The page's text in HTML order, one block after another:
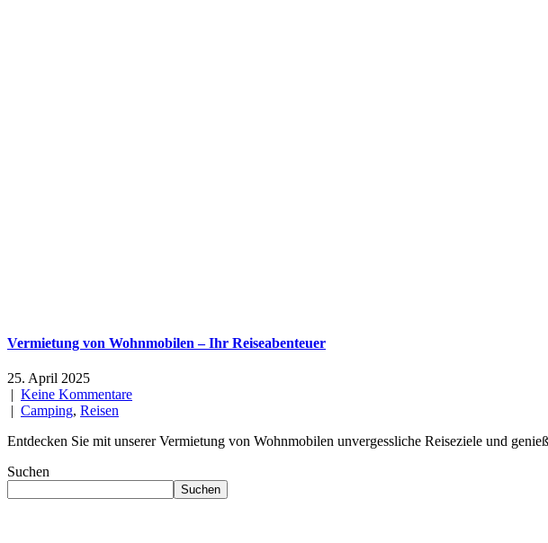
Vermietung von Wohnmobilen – Ihr Reiseabenteuer
25. April 2025
| Keine Kommentare
| Camping, Reisen
Entdecken Sie mit unserer Vermietung von Wohnmobilen unvergessliche Reiseziele und
Suchen
Suchen